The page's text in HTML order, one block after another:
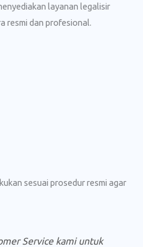
layanan legalisir
resmi dan profesional.
sesuai prosedur resmi agar
Service kami untuk